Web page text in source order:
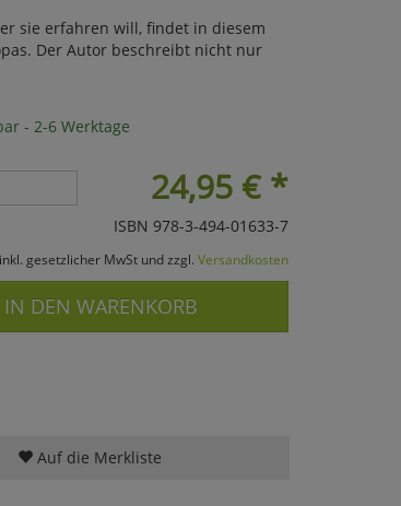
sie erfahren will, findet in diesem
Der Autor beschreibt nicht nur
- 2-6 Werktage
24,95 €*
ISBN 978-3-494-01633-7
gesetzlicher MwSt und zzgl. Versandkosten
IN DEN WARENKORB
Auf die Merkliste